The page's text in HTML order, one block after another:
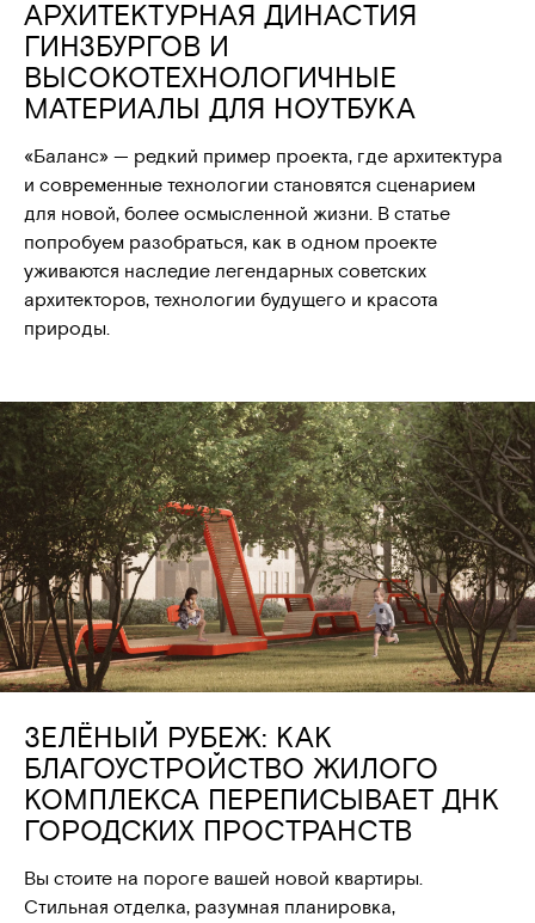
АРХИТЕКТУРНАЯ ДИНАСТИЯ
ГИНЗБУРГОВ И
ВЫСОКОТЕХНОЛОГИЧНЫЕ
МАТЕРИАЛЫ ДЛЯ НОУТБУКА
«Баланс» — редкий пример проекта, где архитектура
и современные технологии становятся сценарием
для новой, более осмысленной жизни. В статье
попробуем разобраться, как в одном проекте
уживаются наследие легендарных советских
архитекторов, технологии будущего и красота
природы.
ЗЕЛЁНЫЙ РУБЕЖ: КАК
БЛАГОУСТРОЙСТВО ЖИЛОГО
КОМПЛЕКСА ПЕРЕПИСЫВАЕТ ДНК
ГОРОДСКИХ ПРОСТРАНСТВ
Вы стоите на пороге вашей новой квартиры.
Стильная отделка, разумная планировка,